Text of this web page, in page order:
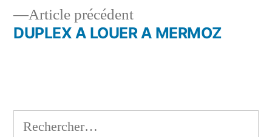
l’article
Article précédentArticle
précédent :
DUPLEX A LOUER A MERMOZ
Rechercher :